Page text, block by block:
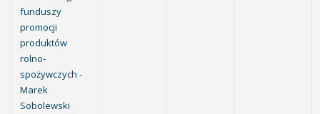
funduszy
promocji
produktów
rolno-
spożywczych -
Marek
Sobolewski